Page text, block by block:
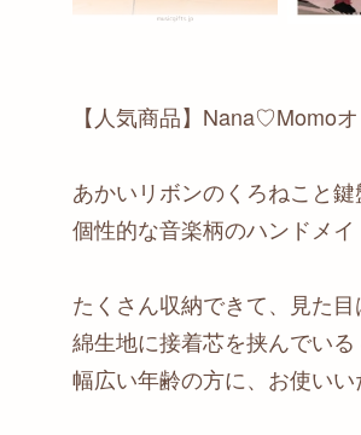
【人気商品】Nana♡Momo
あかいリボンのくろねこと
個性的な音楽柄のハンドメ
たくさん収納できて、見た目
綿生地に接着芯を挟んでいる
幅広い年齢の方に、お使いい